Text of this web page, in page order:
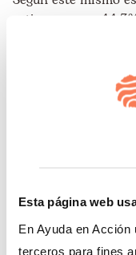
Esta página web
En Ayuda en
terceros para fines
estima que un
el 25% de los
casos de violencia
85%, siendo los
de las
tienen entre 40 y
estas zonas? Los
a la ciudad,